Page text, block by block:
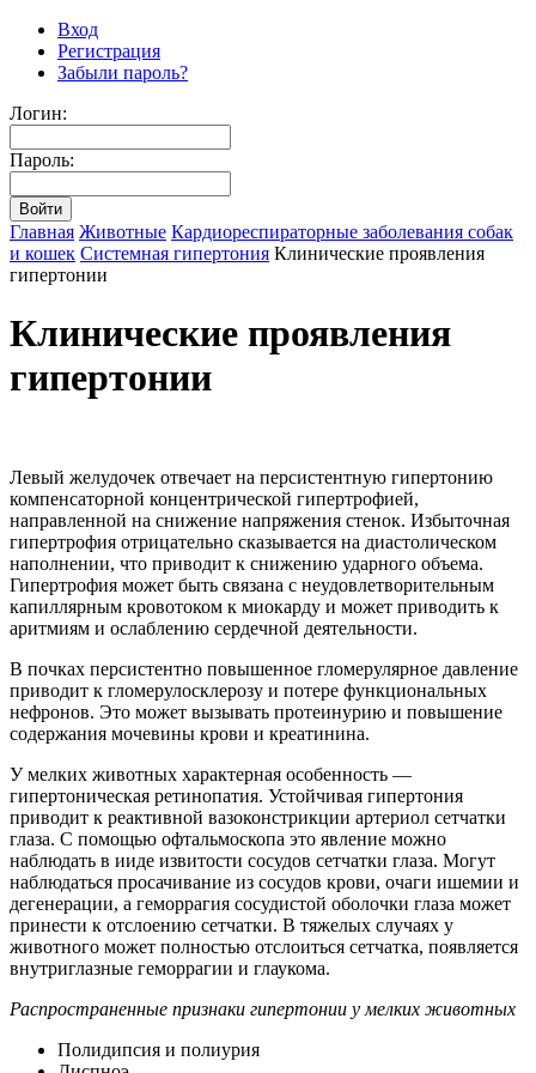
Вход
Регистрация
Забыли пароль?
Логин:
Пароль:
Главная Животные Кардиореспираторные заболевания собак
и кошек Системная гипертония Клинические проявления
гипертонии
Клинические проявления
гипертонии
Левый желудочек отвечает на персистентную гипертонию
компенсаторной концентрической гипертрофией,
направленной на снижение напряжения стенок. Избыточная
гипертрофия отрицательно сказывается на диастолическом
наполнении, что приводит к снижению ударного объема.
Гипертрофия может быть связана с неудовлетворительным
капиллярным кровотоком к миокарду и может приводить к
аритмиям и ослаблению сердечной деятельности.
В почках персистентно повышенное гломерулярное давление
приводит к гломерулосклерозу и потере функциональных
нефронов. Это может вызывать протеинурию и повышение
содержания мочевины крови и креатинина.
У мелких животных характерная особенность —
гипертоническая ретинопатия. Устойчивая гипертония
приводит к реактивной вазоконстрикции артериол сетчатки
глаза. С помощью офтальмоскопа это явление можно
наблюдать в ииде извитости сосудов сетчатки глаза. Могут
наблюдаться просачивание из сосудов крови, очаги ишемии и
дегенерации, а геморрагия сосудистой оболочки глаза может
принести к отслоению сетчатки. В тяжелых случаях у
животного может полностью отслоиться сетчатка, появляется
внутриглазные геморрагии и глаукома.
Распространенные признаки гипертонии у мелких животных
Полидипсия и полиурия